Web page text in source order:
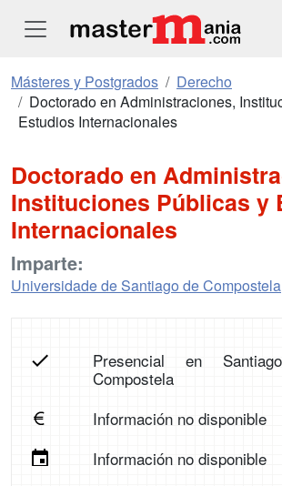
Másteres y Postgrados
Derecho
Doctorado en Administraciones,
Estudios Internacionales
Doctorado en
Instituciones Públicas y
Internacionales
Imparte:
Universidade de Santiago de Compostela
Presencial en
Compostela
Información no disponible
Información no disponible